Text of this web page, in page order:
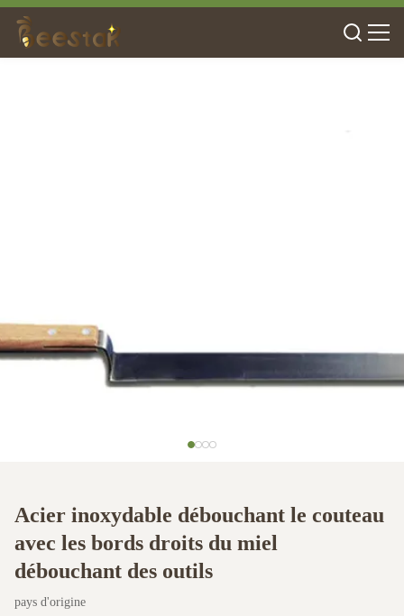
Acier inoxydable débouchant le couteau
avec les bords droits du miel
débouchant des outils
pays d'origine